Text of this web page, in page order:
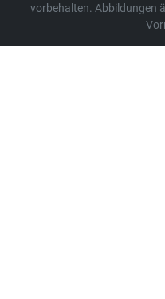
vorbehalten. Abbildungen